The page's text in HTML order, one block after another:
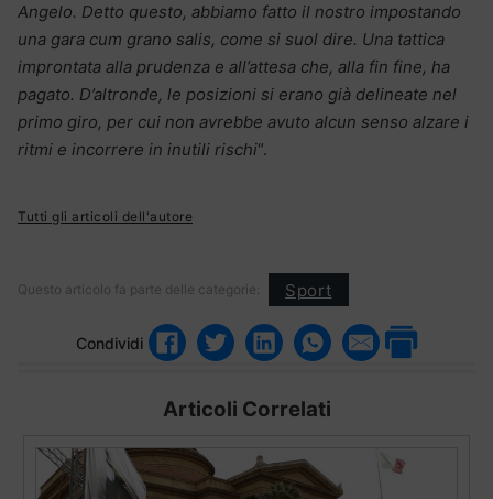
Angelo. Detto questo, abbiamo fatto il nostro impostando
una gara cum grano salis, come si suol dire. Una tattica
improntata alla prudenza e all’attesa che, alla fin fine, ha
pagato. D’altronde, le posizioni si erano già delineate nel
primo giro, per cui non avrebbe avuto alcun senso alzare i
ritmi e incorrere in inutili rischi“.
Tutti gli articoli dell'autore
Questo articolo fa parte delle categorie: Sport
Condividi
Articoli Correlati